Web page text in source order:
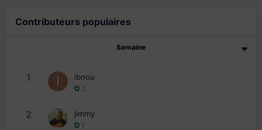
Contributeurs populaires
Semaine
1 ibnou
2
2 jimmy
1